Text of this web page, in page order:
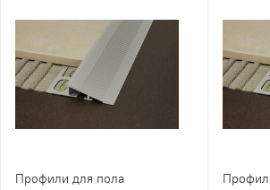
Профили для пола